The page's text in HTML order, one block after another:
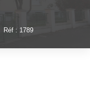
Réf : 1789